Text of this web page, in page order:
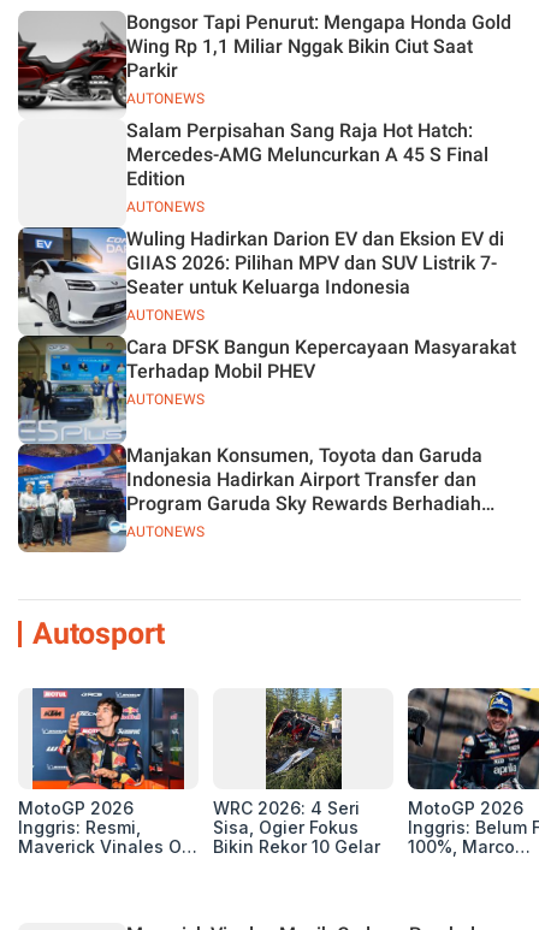
Basis Produksi
ASEAN
AUTONEWS
Bongsor Tapi Penurut: Mengapa Honda Gold
Wing Rp 1,1 Miliar Nggak Bikin Ciut Saat
Parkir
AUTONEWS
Salam Perpisahan Sang Raja Hot Hatch:
Mercedes-AMG Meluncurkan A 45 S Final
Edition
AUTONEWS
Wuling Hadirkan Darion EV dan Eksion EV di
GIIAS 2026: Pilihan MPV dan SUV Listrik 7-
Seater untuk Keluarga Indonesia
AUTONEWS
Cara DFSK Bangun Kepercayaan Masyarakat
Terhadap Mobil PHEV
AUTONEWS
Manjakan Konsumen, Toyota dan Garuda
Indonesia Hadirkan Airport Transfer dan
Program Garuda Sky Rewards Berhadiah
Hybrid EV
Autosport
MotoGP 2026
Inggris: Resmi,
Maverick Vinales Out
Selanjutnya Belum
WRC 2026: 4 Seri
Sisa, Ogier Fokus
Bikin Rekor 10 Gelar
MotoGP 2026
Inggris: Belum
100%, Marco
GP